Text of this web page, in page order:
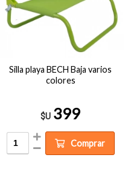
Silla playa BECH Baja varios
colores
$U 399
Comprar